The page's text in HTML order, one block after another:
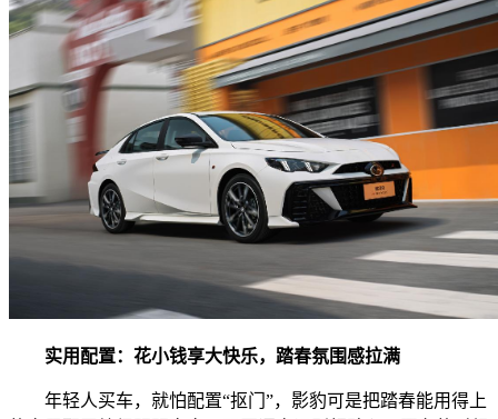
实用配置：花小钱享大快乐，踏春氛围感拉满
年轻人买车，就怕配置“抠门”，影豹可是把踏春能用得上